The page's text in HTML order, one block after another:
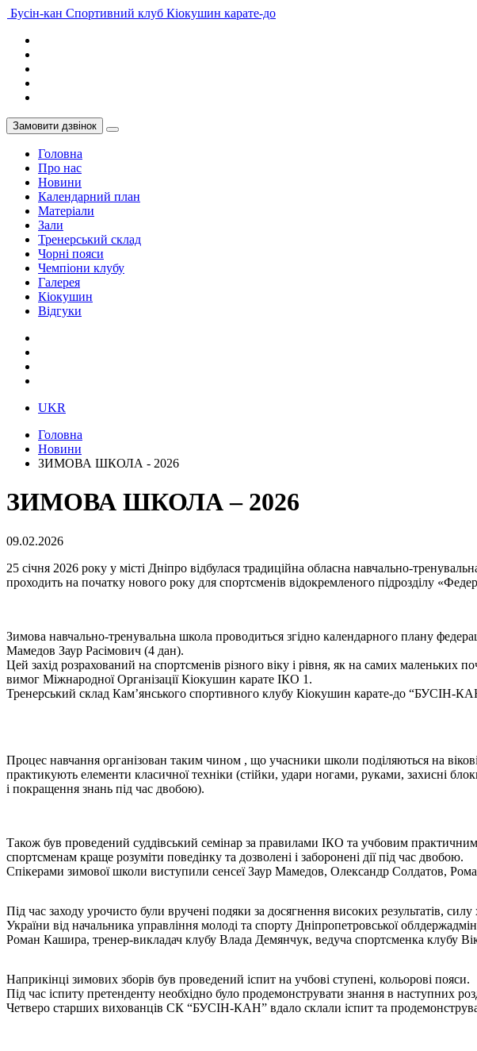
Бусiн-кан Спортивний клуб Кіокушин карате-до
Замовити дзвінок
Головна
Про нас
Новини
Календарний план
Матеріали
Зали
Тренерський склад
Чорні пояси
Чемпіони клубу
Галерея
Кіокушин
Відгуки
UKR
Головна
Новини
ЗИМОВА ШКОЛА - 2026
ЗИМОВА ШКОЛА – 2026
09.02.2026
25 січня 2026 року у місті Дніпро відбулася традиційна обласна навчально-
проходить на початку нового року для спортсменів відокремленого підрозділу
Зимова навчально-тренувальна школа проводиться згідно календарного плану
Мамедов Заур Расімович (4 дан).
Цей захід розрахований на спортсменів різного віку і рівня, як на самих маленьких
вимог Міжнародної Організації Кіокушин карате ІКО 1.
Тренерський склад Кам’янського спортивного клубу Кіокушин карате-до “БУСІН-
Процес навчання організован таким чином , що учасники школи поділяються на
практикують елементи класичної техніки (стійки, удари ногами, руками, захисні
і покращення знань під час двобою).
Також був проведений суддівський семінар за правилами ІКО та учбовим
спортсменам краще розуміти поведінку та дозволені і заборонені дії під час двобою.
Спікерами зимової школи виступили сенсеї Заур Мамедов, Олександр Солдатов,
Під час заходу урочисто були вручені подяки за досягнення високих результатів,
України від начальника управління молоді та спорту Дніпропетровської
Роман Кашира, тренер-викладач клубу Влада Демянчук, ведуча спортсменка
Наприкінці зимових зборів був проведений іспит на учбові ступені, кольорові пояси.
Під час іспиту претенденту необхідно було продемонструвати знання в наступних
Четверо старших вихованців СК “БУСІН-КАН” вдало склали іспит та